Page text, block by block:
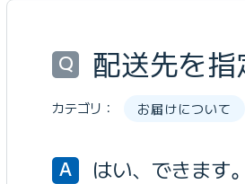
Q 配送先を指
カテゴリ： お届けについて
A はい、できます。